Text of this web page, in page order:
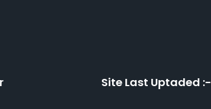
Site Last Uptaded :-